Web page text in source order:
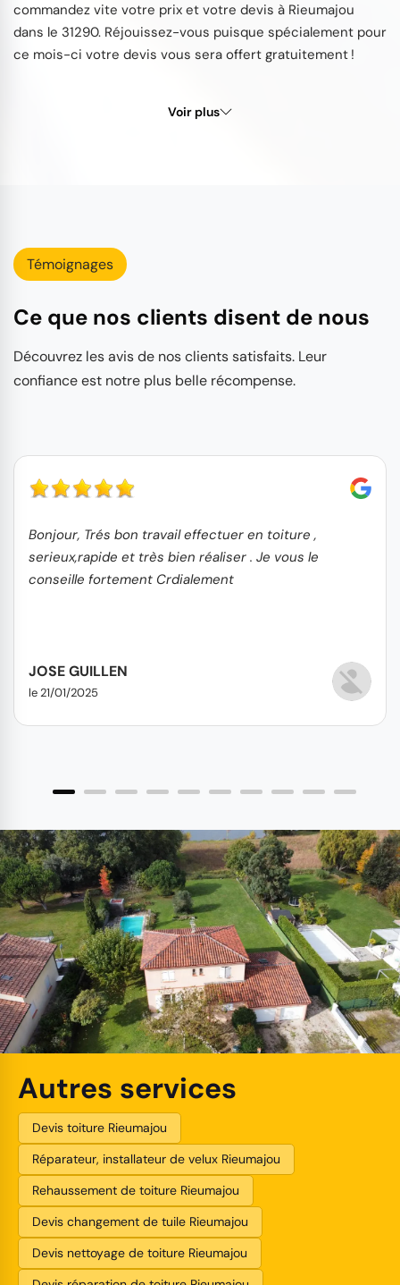
commandez vite votre prix et votre devis à Rieumajou
dans le 31290. Réjouissez-vous puisque spécialement pour
ce mois-ci votre devis vous sera offert gratuitement !
Voir plus
Témoignages
Ce que nos clients disent de nous
Découvrez les avis de nos clients satisfaits. Leur
confiance est notre plus belle récompense.
Bonjour, Trés bon travail effectuer en toiture ,
serieux,rapide et très bien réaliser . Je vous le
conseille fortement Crdialement
JOSE GUILLEN
le 21/01/2025
Autres services
Devis toiture Rieumajou
Réparateur, installateur de velux Rieumajou
Rehaussement de toiture Rieumajou
Devis changement de tuile Rieumajou
Devis nettoyage de toiture Rieumajou